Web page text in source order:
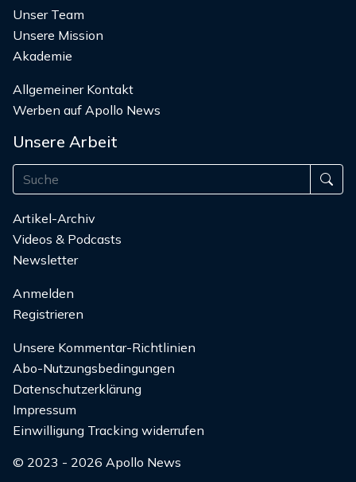
Unser Team
Unsere Mission
Akademie
Allgemeiner Kontakt
Werben auf Apollo News
Unsere Arbeit
Artikel-Archiv
Videos & Podcasts
Newsletter
Anmelden
Registrieren
Unsere Kommentar-Richtlinien
Abo-Nutzungsbedingungen
Datenschutzerklärung
Impressum
Einwilligung Tracking widerrufen
© 2023 - 2026 Apollo News